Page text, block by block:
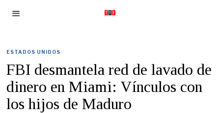
ESTADOS UNIDOS
FBI desmantela red de lavado de
dinero en Miami: Vínculos con
los hijos de Maduro